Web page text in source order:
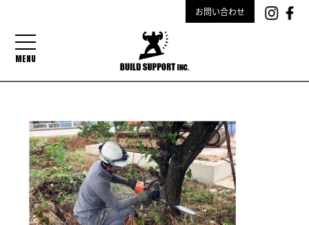
お問い合わせ
MENU